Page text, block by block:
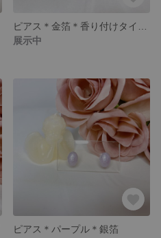
展示中
ピアス＊パープル＊銀箔